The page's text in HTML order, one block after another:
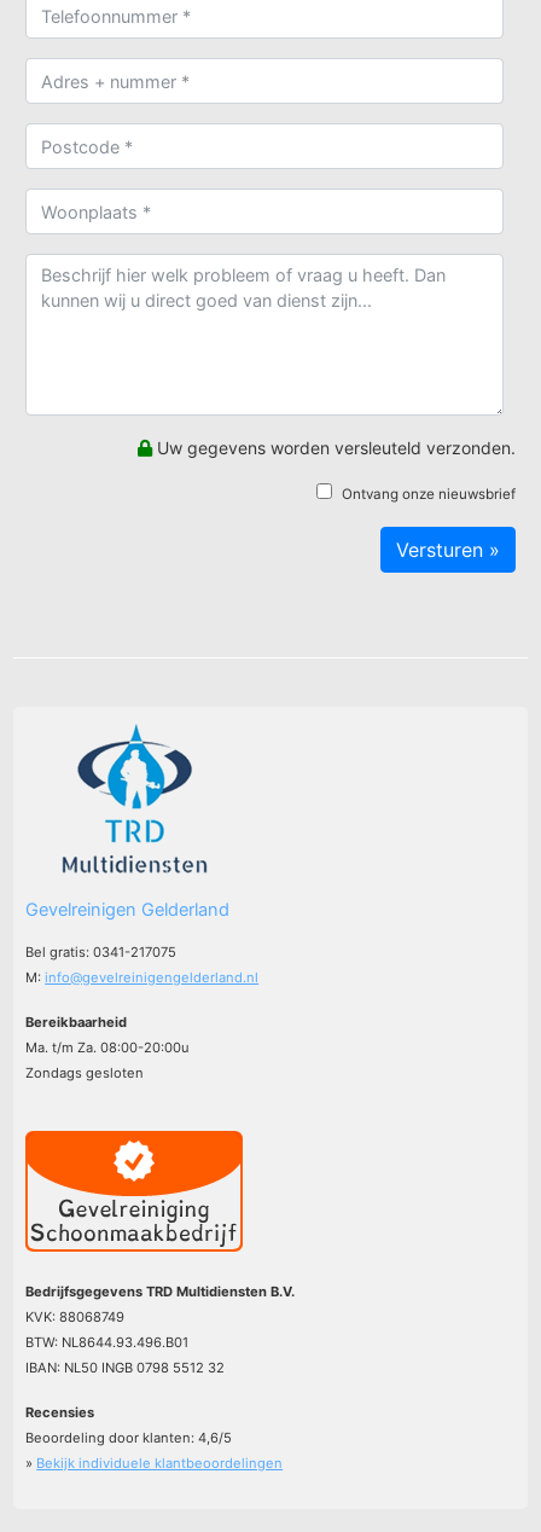
Uw gegevens worden versleuteld verzonden.
Ontvang onze nieuwsbrief
Gevelreinigen Gelderland
Bel gratis: 0341-217075
M:info@gevelreinigengelderland.nl
Bereikbaarheid
Ma. t/m Za. 08:00-20:00u
Zondags gesloten
Bedrijfsgegevens TRD Multidiensten B.V.
KVK: 88068749
BTW: NL8644.93.496.B01
IBAN: NL50 INGB 0798 5512 32
Recensies
Beoordeling door klanten:4,6/5
» Bekijk individuele klantbeoordelingen